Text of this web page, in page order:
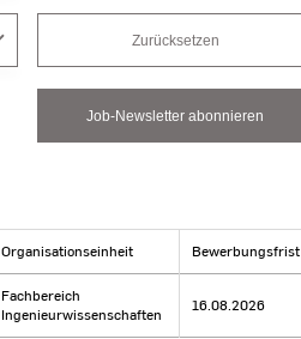
Zurücksetzen
Job-Newsletter abonnieren
Organisationseinheit Bewerbungsfrist
Fachbereich
Ingenieurwissenschaften
16.08.2026